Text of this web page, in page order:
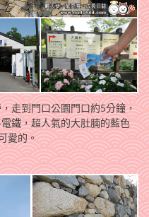
走到門口公園門口約5分鐘，
鐵，超人氣的大肚腩的藍色
愛的。